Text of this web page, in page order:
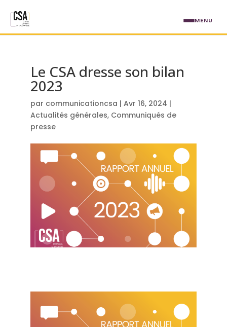
Le CSA dresse son bilan
2023
par communicationcsa | Avr 16, 2024 |
Actualités générales, Communiqués de
presse
MENU